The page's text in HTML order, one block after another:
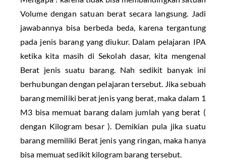
Volume dengan satuan berat secara langsung. Jadi
jawabannya bisa berbeda beda, karena tergantung
pada jenis barang yang diukur. Dalam pelajaran IPA
ketika kita masih di Sekolah dasar, kita mengenal
Berat jenis suatu barang. Nah sedikit banyak ini
berhubungan dengan pelajaran tersebut. Jika sebuah
barang memiliki berat jenis yang berat, maka dalam 1
M3 bisa memuat barang dalam jumlah yang berat (
dengan Kilogram besar ). Demikian pula jika suatu
barang memiliki Berat jenis yang ringan, maka hanya
bisa memuat sedikit kilogram barang tersebut.